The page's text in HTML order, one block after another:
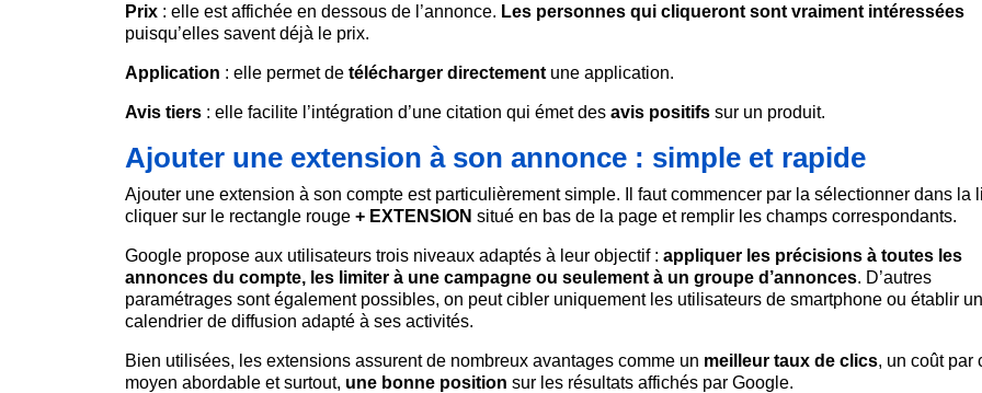
Prix : elle est affichée en dessous de l’annonce. Les personnes qui cliqueront sont vraiment intéressées
puisqu’elles savent déjà le prix.
Application : elle permet de télécharger directement une application.
Avis tiers : elle facilite l’intégration d’une citation qui émet des avis positifs sur un produit.
Ajouter une extension à son annonce : simple et rapide
Ajouter une extension à son compte est particulièrement simple. Il faut commencer par la sélectionner dans la
cliquer sur le rectangle rouge + EXTENSION situé en bas de la page et remplir les champs correspondants.
Google propose aux utilisateurs trois niveaux adaptés à leur objectif : appliquer les précisions à toutes les
annonces du compte, les limiter à une campagne ou seulement à un groupe d’annonces. D’autres
paramétrages sont également possibles, on peut cibler uniquement les utilisateurs de smartphone ou établir un
calendrier de diffusion adapté à ses activités.
Bien utilisées, les extensions assurent de nombreux avantages comme un meilleur taux de clics, un coût par
moyen abordable et surtout, une bonne position sur les résultats affichés par Google.